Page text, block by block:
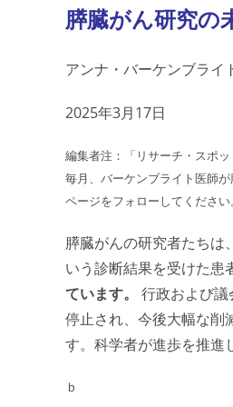
膵臓がん研究の
アンナ・バーケンブライ
2025年3月17日
編集者注：「リサーチ・スポ
毎月、バーケンブライト医師
ページをフォローしてください。
膵臓がんの研究者たちは
いう診断結果を受けた
ています。
行政および
停止され、今後大幅な削
す。科学者が進歩を推進
ｂ